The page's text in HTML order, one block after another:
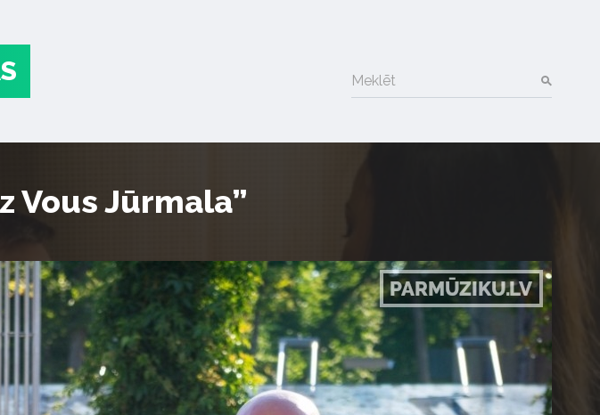
Meklēt
Vous Jūrmala”